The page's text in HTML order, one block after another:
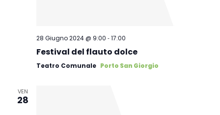
28 Giugno 2024 @ 9:00 -17:00
Festival del flauto dolce
Teatro Comunale Porto San Giorgio
VEN
28